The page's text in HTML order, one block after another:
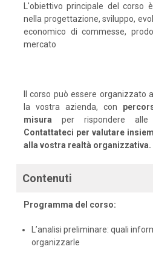
L'obiettivo principale del corso
nella progettazione, sviluppo,
economico di commesse,
mercato
Il corso può essere organizzato
la vostra azienda, con
misura per rispondere alle
Contattateci per valutare
alla vostra realtà organizzativa.
Contenuti
Programma del corso:
L’analisi preliminare: quali
organizzarle